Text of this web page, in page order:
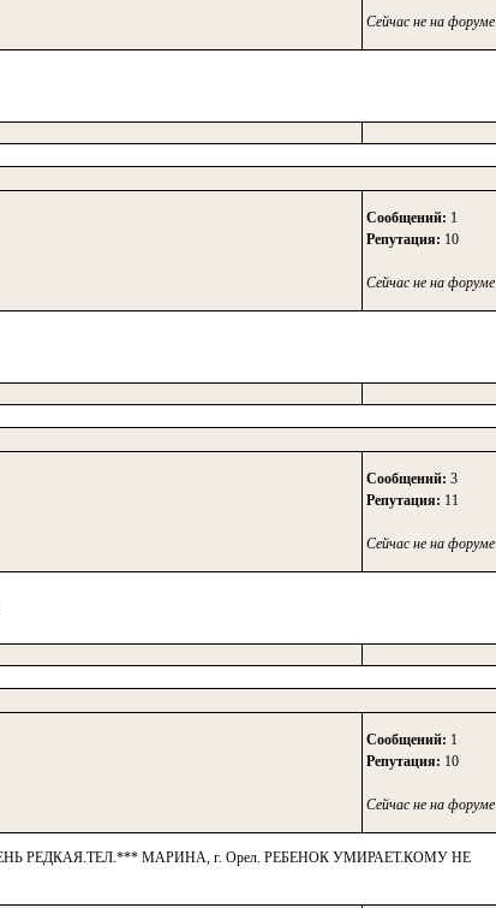
Сейчас не на форуме
Сообщений: 1
Репутация: 10
Сейчас не на форуме
Сообщений: 3
Репутация: 11
Сейчас не на форуме
Сообщений: 1
Репутация: 10
Сейчас не на форуме
РЕДКАЯ.ТЕЛ.*** МАРИНА, г. Орел. РЕБЕНОК УМИРАЕТ.КОМУ НЕ